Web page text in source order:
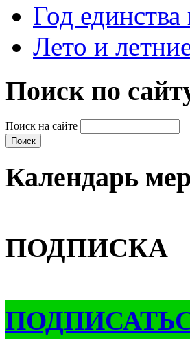
Год
Лето и
Поиск по
Поиск на сайте
Календарь
ПОДПИСКА